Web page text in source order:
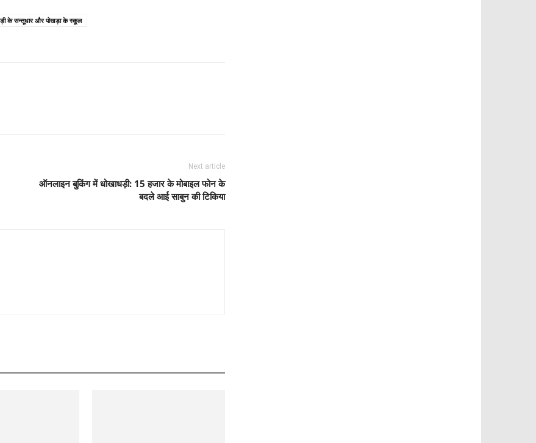
के सन्तूधार और पोखड़ा के स्कूल
Next article
ऑनलाइन बुकिंग में धोखाधड़ी: 15 हजार के मोबाइल फोन के
बदले आई साबुन की टिकिया